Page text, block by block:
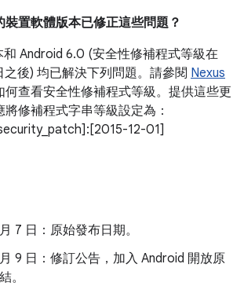
裝置軟體版本已修正這些問題？
和 Android 6.0 (安全性修補程式等級在
之後) 均已解決下列問題。請參閱 Nexus
何查看安全性修補程式等級。提供這些更
修補程式字串等級設定為：
12-01]
7 日：原始發布日期。
9 日：修訂公告，加入 Android 開放原
。